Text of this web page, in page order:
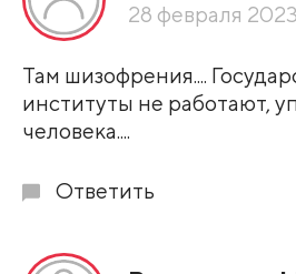
28 февраля
Там шизофрения....
институты не работают,
человека....
Ответить